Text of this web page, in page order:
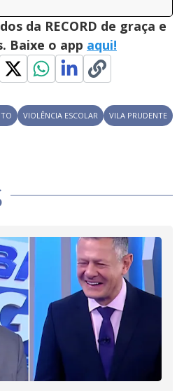
da RECORD de graça e
Baixe o app aqui!
VIOLÊNCIA ESCOLAR
VILA PRUDENTE